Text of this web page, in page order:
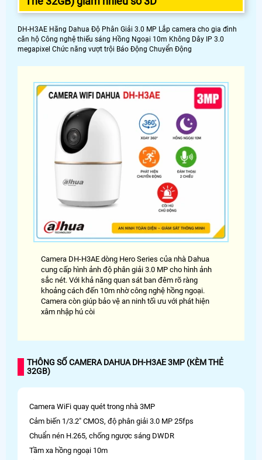
DH-H3AE Hãng Dahua Độ Phân Giải 3.0 MP Lắp camera cho gia đình
căn hộ Công nghệ thiếu sáng Hồng Ngoại 10m Không Dây IP 3.0
megapixel Chức năng vượt trội Báo Động Chuyển Động
Camera DH-H3AE dòng Hero Series của nhà Dahua
cung cấp hình ảnh độ phân giải 3.0 MP cho hình ảnh
sắc nét. Với khả năng quan sát ban đêm rõ ràng
khoảng cách đến 10m nhờ công nghệ hồng ngoại.
Camera còn giúp bảo vệ an ninh tối ưu với phát hiện
xâm nhập hú còi
THÔNG SỐ CAMERA DAHUA DH-H3AE 3MP (KÈM THẺ
32GB)
Camera WiFi quay quét trong nhà 3MP
Cảm biến 1/3.2" CMOS, độ phân giải 3.0 MP 25fps
Chuẩn nén H.265, chống ngược sáng DWDR
Tầm xa hồng ngoại 10m